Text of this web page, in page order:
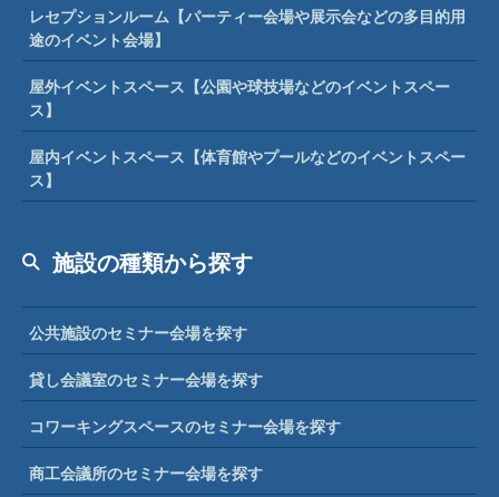
レセプションルーム【パーティー会場や展示会などの多目的用
途のイベント会場】
屋外イベントスペース【公園や球技場などのイベントスペー
ス】
屋内イベントスペース【体育館やプールなどのイベントスペー
ス】
施設の種類から探す
公共施設のセミナー会場を探す
貸し会議室のセミナー会場を探す
コワーキングスペースのセミナー会場を探す
商工会議所のセミナー会場を探す